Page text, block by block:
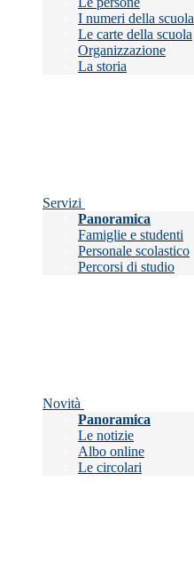
I numeri della scuola
Le carte della scuola
Organizzazione
La storia
Servizi
Panoramica
Famiglie e studenti
Personale scolastico
Percorsi di studio
Novità
Panoramica
Le notizie
Albo online
Le circolari